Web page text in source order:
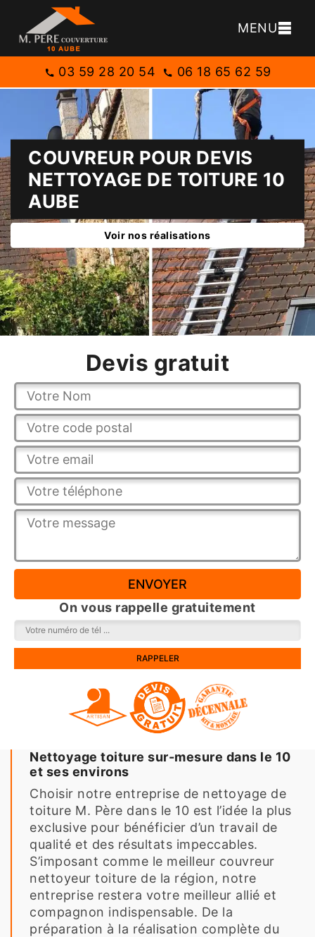
MENU
03 59 28 20 54 06 18 65 62 59
COUVREUR POUR DEVIS
NETTOYAGE DE TOITURE 10
AUBE
Voir nos réalisations
Devis gratuit
On vous rappelle gratuitement
Nettoyage toiture sur-mesure dans le 10
et ses environs
Choisir notre entreprise de nettoyage de
toiture M. Père dans le 10 est l’idée la plus
exclusive pour bénéficier d’un travail de
qualité et des résultats impeccables.
S’imposant comme le meilleur couvreur
nettoyeur toiture de la région, notre
entreprise restera votre meilleur allié et
compagnon indispensable. De la
préparation à la réalisation complète du